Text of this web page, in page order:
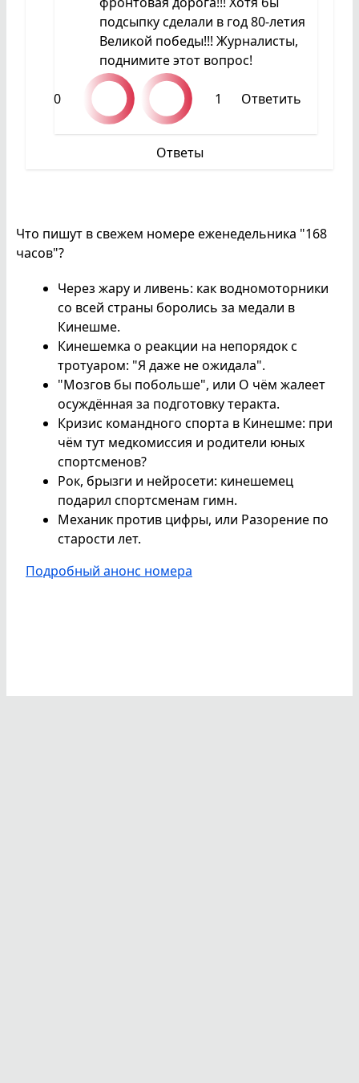
подсыпку сделали в год 80-летия
Великой победы!!! Журналисты,
поднимите этот вопрос!
0 1 Ответить
Ответы
Что пишут в свежем номере еженедельника "168
часов"?
Через жару и ливень: как водномоторники
со всей страны боролись за медали в
Кинешме.
Кинешемка о реакции на непорядок с
тротуаром: "Я даже не ожидала".
"Мозгов бы побольше", или О чём жалеет
осуждённая за подготовку теракта.
Кризис командного спорта в Кинешме: при
чём тут медкомиссия и родители юных
спортсменов?
Рок, брызги и нейросети: кинешемец
подарил спортсменам гимн.
Механик против цифры, или Разорение по
старости лет.
Подробный анонс номера